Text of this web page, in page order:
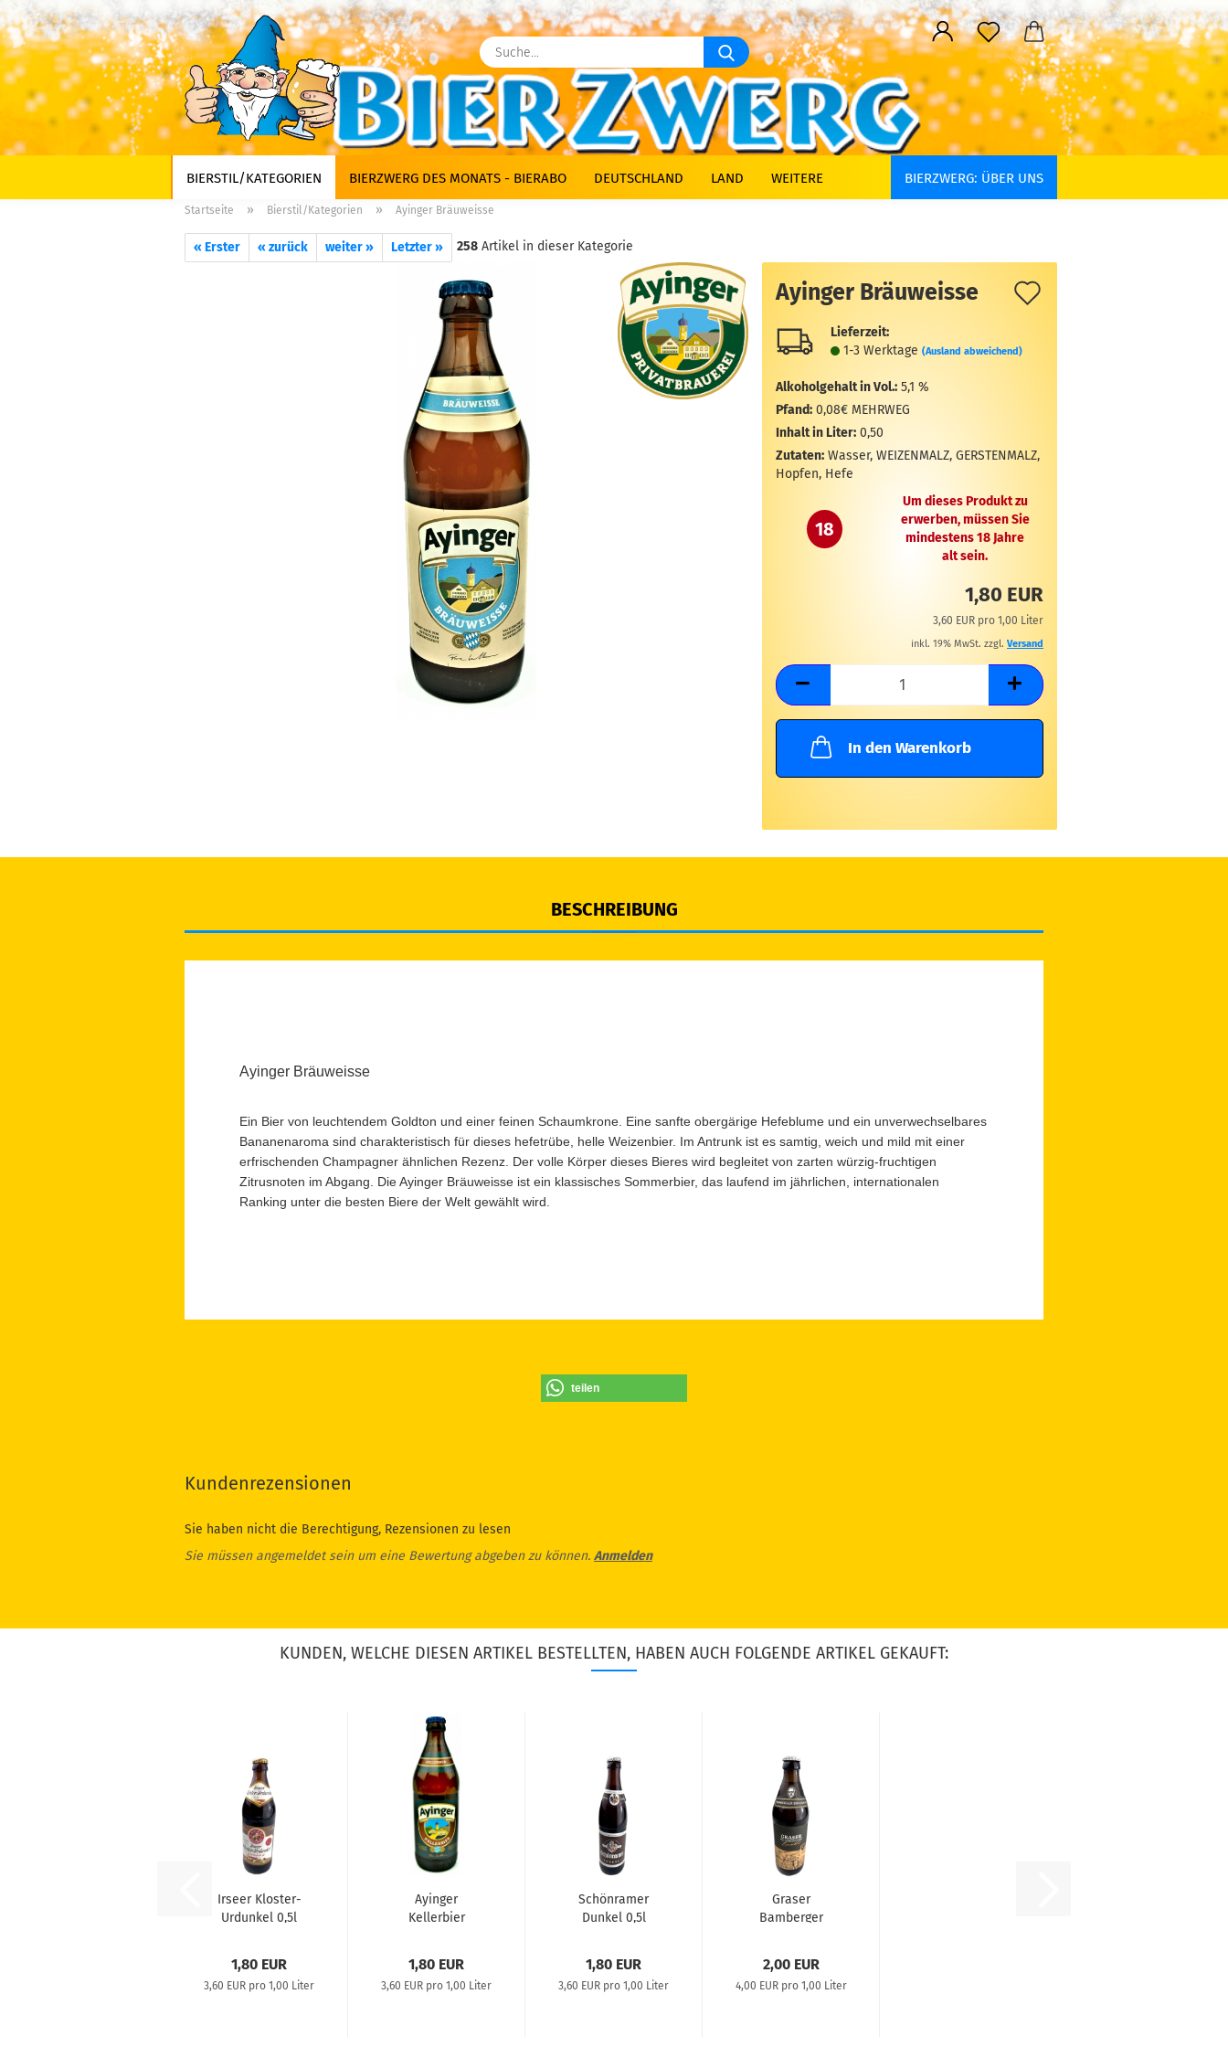
Suche...
BIERSTIL/KATEGORIEN BIERZWERG DES MONATS - BIERABO DEUTSCHLAND LAND BIERZWERG: ÜBER UNS
WEITERE
Startseite » Bierstil/Kategorien » Ayinger Bräuweisse
« Erster « zurück weiter » Letzter » 258 Artikel in dieser Kategorie
Ayinger Bräuweisse
Lieferzeit:
1-3 Werktage (Ausland abweichend)
Alkoholgehalt in Vol.: 5,1 %
Pfand: 0,08€ MEHRWEG
Inhalt in Liter: 0,50
Zutaten: Wasser, WEIZENMALZ, GERSTENMALZ,
Hopfen, Hefe
18
Um dieses Produkt zu
erwerben, müssen Sie
mindestens 18 Jahre
alt sein.
1,80 EUR
3,60 EUR pro 1,00 Liter
inkl. 19% MwSt. zzgl. Versand
In den Warenkorb
BESCHREIBUNG
Ayinger Bräuweisse
Ein Bier von leuchtendem Goldton und einer feinen Schaumkrone. Eine sanfte obergärige Hefeblume und ein unverwechselbares
Bananenaroma sind charakteristisch für dieses hefetrübe, helle Weizenbier. Im Antrunk ist es samtig, weich und mild mit einer
erfrischenden Champagner ähnlichen Rezenz. Der volle Körper dieses Bieres wird begleitet von zarten würzig-fruchtigen
Zitrusnoten im Abgang. Die Ayinger Bräuweisse ist ein klassisches Sommerbier, das laufend im jährlichen, internationalen
Ranking unter die besten Biere der Welt gewählt wird.
teilen
Kundenrezensionen
Sie haben nicht die Berechtigung, Rezensionen zu lesen
Sie müssen angemeldet sein um eine Bewertung abgeben zu können. Anmelden
KUNDEN, WELCHE DIESEN ARTIKEL BESTELLTEN, HABEN AUCH FOLGENDE ARTIKEL GEKAUFT:
Irseer Kloster-
Urdunkel 0,5l
1,80 EUR
3,60 EUR pro 1,00 Liter
Ayinger
Kellerbier
1,80 EUR
3,60 EUR pro 1,00 Liter
Schönramer
Dunkel 0,5l
1,80 EUR
3,60 EUR pro 1,00 Liter
Graser
Bamberger
2,00 EUR
4,00 EUR pro 1,00 Liter